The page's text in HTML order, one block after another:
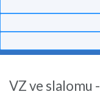
VZ ve slalomu